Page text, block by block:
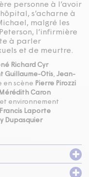
personne à l’avoir
s’acharne à
malgré les
l’infirmière
à parler
et de meurtre.
Richard Cyr
Guillaume-Otis, Jean-
en scène Pierre Pirozzi
Mérédith Caron
et environnement
Francis Laporte
Dupasquier